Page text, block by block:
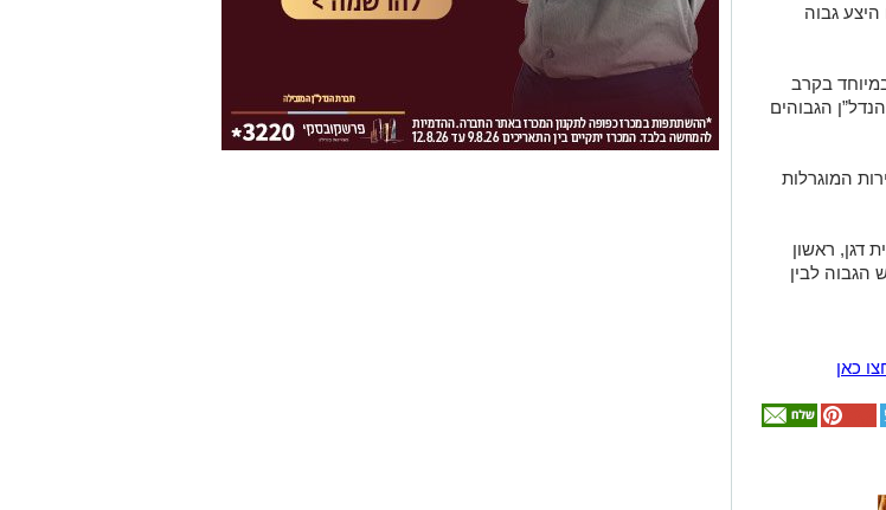
גבוה
בקרב
הגבוהים
נרשמו עד כה יותר מ־56 אלף משקי בית ל־7,922 דירות המוגרלות
דגן, ראשון
הגבוה לבין